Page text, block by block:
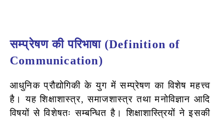
सम्प्रेषण की परिभाषा (Definition of
Communication)
आधुनिक प्रौद्योगिकी के युग में सम्प्रेषण का विशेष महत्त्व
है। यह शिक्षाशास्त्र, समाजशास्त्र तथा मनोविज्ञान आदि
विषयों से विशेषतः सम्बन्धित है। शिक्षाशास्त्रियों ने इसकी